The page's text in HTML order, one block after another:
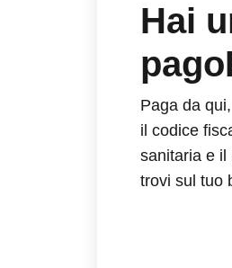
Hai
Paga da
il codice
sanitaria e il
trovi sul tuo